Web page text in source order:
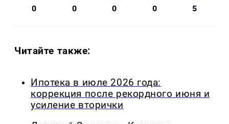
0 0 0 0 5
Читайте также:
Ипотека в июле 2026 года:
коррекция после рекордного июня и
усиление вторички